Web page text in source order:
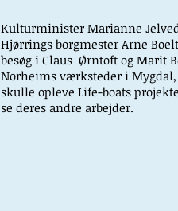
Kulturminister Marianne Jelved
Hjørrings borgmester Arne
besøg i Claus Ørntoft og Marit
Norheims værksteder i Mygdal,
skulle opleve Life-boats
se deres andre arbejder.